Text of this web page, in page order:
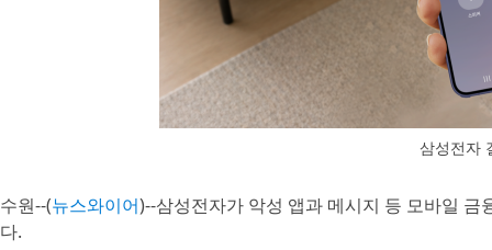
삼성전자
수원--(뉴스와이어)--삼성전자가 악성 앱과 메시지 등 모바일
다.